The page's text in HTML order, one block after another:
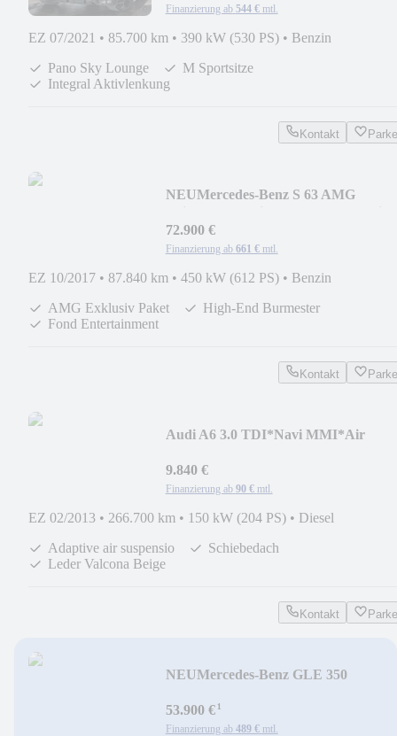
Finanzierung ab 544 € mtl.
EZ 07/2021 • 85.700 km • 390 kW (530 PS) • Benzin
Pano Sky Lounge
M Sportsitze
Integral Aktivlenkung
Kontakt
NEUMercedes-Benz S 63 AMG
End3D
72.900 €
Finanzierung ab 661 € mtl.
EZ 10/2017 • 87.840 km • 450 kW (612 PS) • Benzin
AMG Exklusiv Paket
High-End Burmester
Fond Entertainment
Kontakt
Audi A6 3.0 TDI*Navi MMI*Air
9.840 €
Finanzierung ab 90 € mtl.
EZ 02/2013 • 266.700 km • 150 kW (204 PS) • Diesel
Adaptive air suspensio
Schiebedach
Leder Valcona Beige
Kontakt
NEUMercedes-Benz GLE 350
Komfort*ACC*Softc*Pano*
53.900 €¹
Finanzierung ab 489 € mtl.